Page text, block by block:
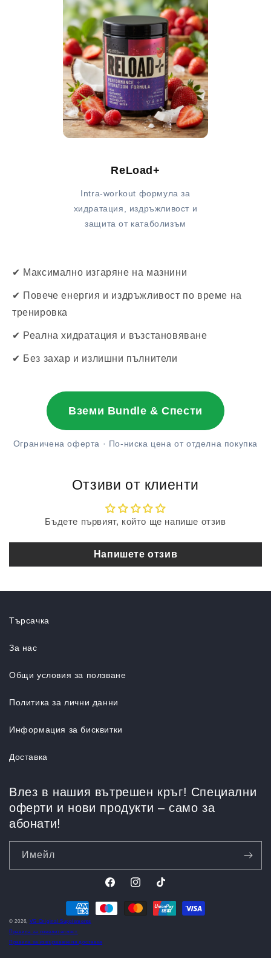
ReLoad+
Intra-workout формула за
хидратация, издръжливост и
защита от катаболизъм
✔ Максимално изгаряне на мазнини
✔ Повече енергия и издръжливост по време на
тренировка
✔ Реална хидратация и възстановяване
✔ Без захар и излишни пълнители
Вземи Bundle & Спести
Ограничена оферта · По-ниска цена от отделна покупка
Отзиви от клиенти
Бъдете първият, който ще напише отзив
Напишете отзив
Търсачка
За нас
Общи условия за ползване
Политика за лични данни
Информация за бисквитки
Доставка
Влез в нашия вътрешен кръг! Специални
оферти и нови продукти – само за
абонати!
Имейл
FacebookInstagramTikTok
bg.sections.payment
© 2026, VG Original Supplements
Правила за повелителност
Правила за извършване на доставка